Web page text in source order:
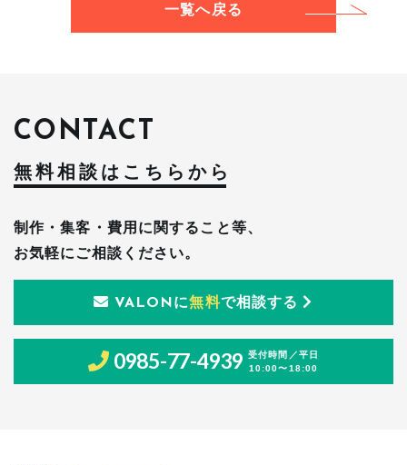
一覧へ戻る
CONTACT
無料相談はこちらか ら
制作・集客・費用に関すること等、
お気軽にご相談ください。
VALON に無料で相談する
0985-77-4939 受付時間／平日
10:00〜18:00